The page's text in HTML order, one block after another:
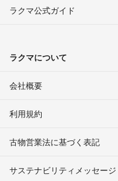
ラクマ公式ガイド
ラクマについて
会社概要
利用規約
古物営業法に基づく表記
サステナビリティメッセージ